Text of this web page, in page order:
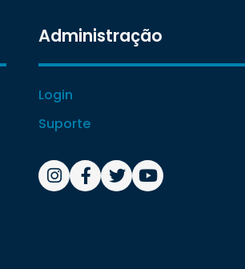
Administração
Login
Suporte